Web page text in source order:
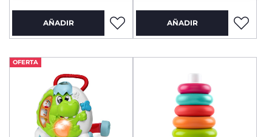
AÑADIR AÑADIR
OFERTA